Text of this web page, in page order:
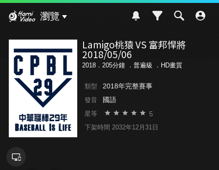
瀏覽
Lamigo桃猿 VS 富邦悍將
2018/05/06
2018．205分鐘 ． 普遍級 ．HD畫質
類型 2018年完整賽事
發音 國語
星等 5
下架時間 2032年12月31日